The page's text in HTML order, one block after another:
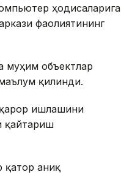
ҳодисаларига
фаолиятининг
муҳим объектлар
қилинди.
ишлашини
қайтариш
қатор аниқ